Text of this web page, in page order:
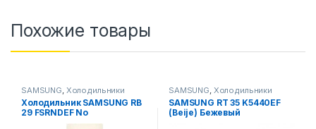
Похожие товары
SAMSUNG Холодильники
Холодильник SAMSUNG RB
29 FSRNDEF No
Display/beige
SAMSUNG Холодильники
SAMSUNG RT 35 K5440EF
(Beije) Бежевый